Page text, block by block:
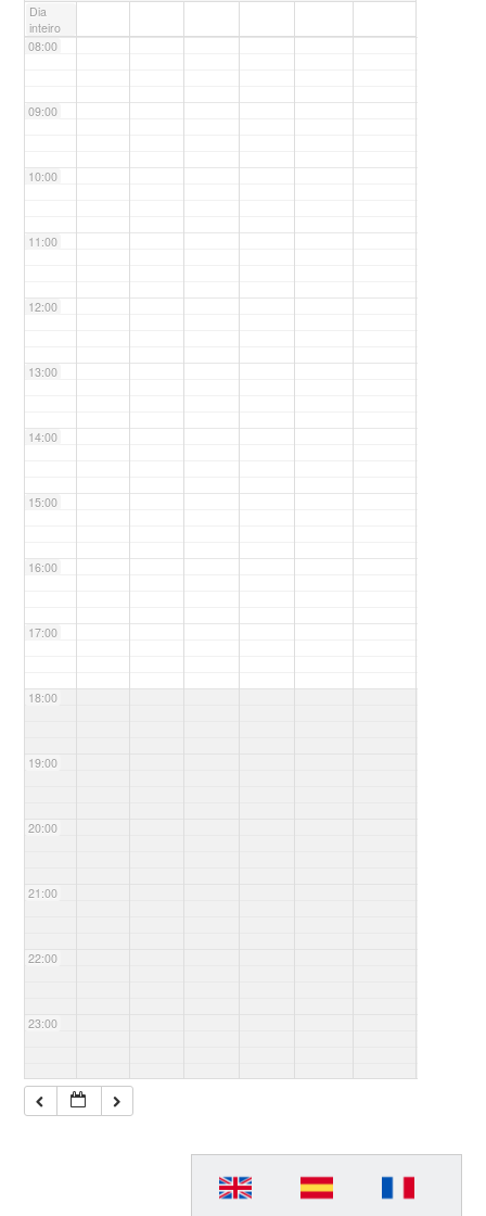
Dia
inteiro
08:00
09:00
10:00
11:00
12:00
13:00
14:00
15:00
16:00
17:00
18:00
19:00
20:00
21:00
22:00
23:00